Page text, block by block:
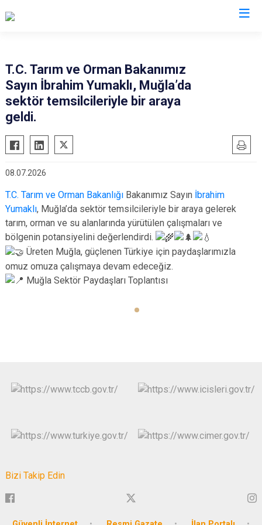
T.C. Tarım ve Orman Bakanımız
Sayın İbrahim Yumaklı, Muğla’da
sektör temsilcileriyle bir araya
geldi.
08.07.2026
T.C. Tarım ve Orman Bakanlığı Bakanımız Sayın İbrahim
Yumaklı, Muğla’da sektör temsilcileriyle bir araya gelerek
tarım, orman ve su alanlarında yürütülen çalışmaları ve
bölgenin potansiyelini değerlendirdi.
Üreten Muğla, güçlenen Türkiye için paydaşlarımızla
omuz omuza çalışmaya devam edeceğiz.
Muğla Sektör Paydaşları Toplantısı
Bizi Takip Edin